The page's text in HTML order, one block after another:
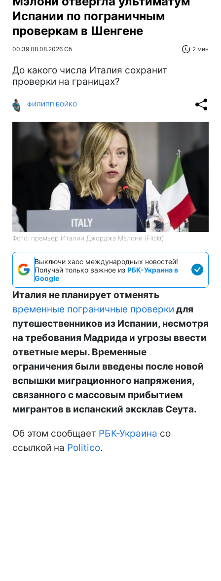
Испании по пограничным
проверкам в Шенгене
00:39 08.08.2026 Сб 2 мин
До какого числа Италия сохранит
проверки на границах?
ФИЛИПП БОЙКО
Фото: премьер Италии Джорджа Мэлони (Flickr)
Выключи хаос международных новостей!
Получай только важное из РБК-Украина в
Google
Италия не планирует отменять
временные пограничные проверки для
путешественников из Испании, несмотря
на требования Мадрида и угрозы ввести
ответные меры. Временные
ограничения были введены после новой
вспышки миграционного напряжения,
связанного с массовым прибытием
мигрантов в испанский эксклав Сеута.
Об этом сообщает РБК-Украина со
ссылкой на Politico.